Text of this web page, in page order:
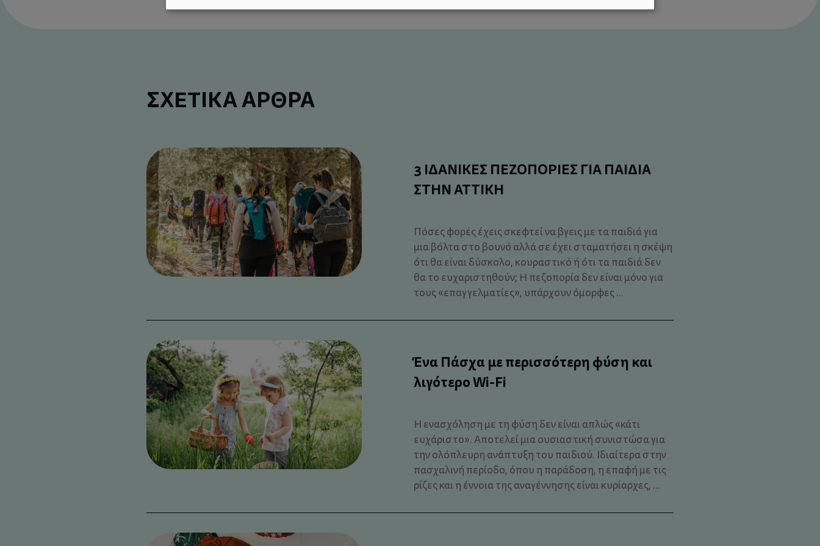
ΣΧΕΤΙΚΑ ΑΡΘΡΑ
3 ΙΔΑΝΙΚΕΣ ΠΕΖΟΠΟΡΙΕΣ ΓΙΑ ΠΑΙΔΙΑ
ΣΤΗΝ ΑΤΤΙΚΗ
Πόσες φορές έχεις σκεφτεί να βγεις με τα παιδιά για
μια βόλτα στο βουνό αλλά σε έχει σταματήσει η σκέψη
ότι θα είναι δύσκολο, κουραστικό ή ότι τα παιδιά δεν
θα το ευχαριστηθούν; Η πεζοπορία δεν είναι μόνο για
τους «επαγγελματίες», υπάρχουν όμορφες ...
Ένα Πάσχα με περισσότερη φύση και
λιγότερο Wi-Fi
Η ενασχόληση με τη φύση δεν είναι απλώς «κάτι
ευχάριστο». Αποτελεί μια ουσιαστική συνιστώσα για
την ολόπλευρη ανάπτυξη του παιδιού. Ιδιαίτερα στην
πασχαλινή περίοδο, όπου η παράδοση, η επαφή με τις
ρίζες και η έννοια της αναγέννησης είναι κυρίαρχες, ...